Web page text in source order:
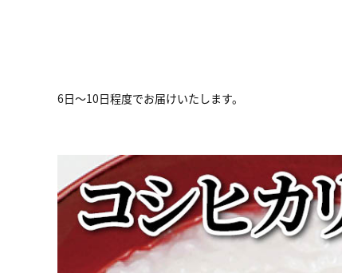
6日～10日程度でお届けいたします。